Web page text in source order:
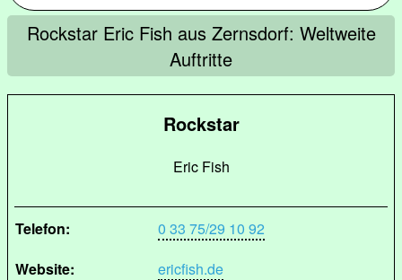
Rockstar Eric Fish aus Zernsdorf: Weltweite
Auftritte
Rockstar
Eric Fish
Telefon:
0 33 75/29 10 92
Website:
ericfish.de